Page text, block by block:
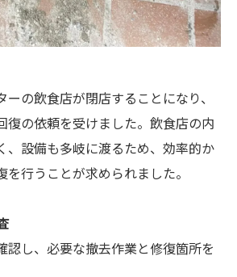
ーの飲食店が閉店することになり、
復の依頼を受けました。飲食店の内
、設備も多岐に渡るため、効率的か
を行うことが求められました。
認し、必要な撤去作業と修復箇所を